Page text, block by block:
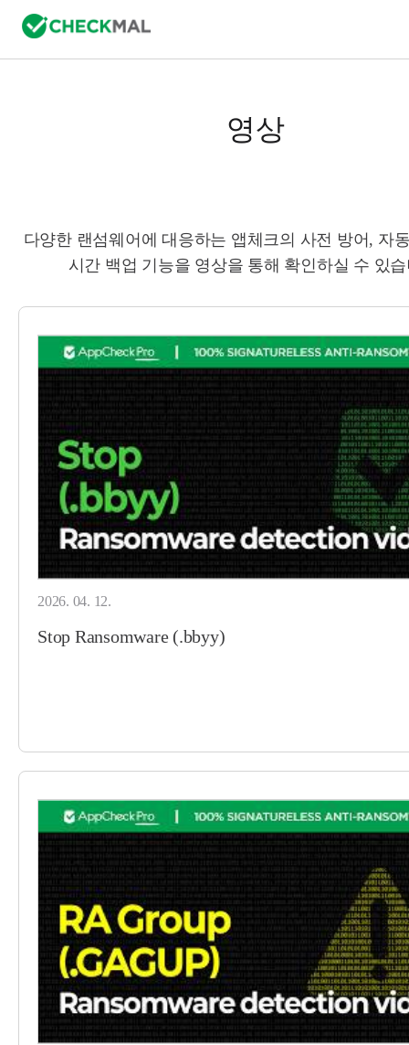
영상
다양한 랜섬웨어에 대응하는 앱체크의 사전 방어, 자
시간 백업 기능을 영상을 통해 확인하실 수 있
2026. 04. 12.
Stop Ransomware (.bbyy)